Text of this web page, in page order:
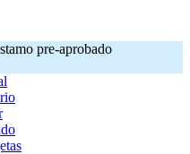
pre-aprobado